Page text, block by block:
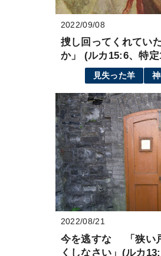
2022/09/08
捜し回ってくれてい
か」 (ルカ15:6、特定
見失った羊
2022/08/21
今を逃すな 「狭い
くしなさい」(ルカ